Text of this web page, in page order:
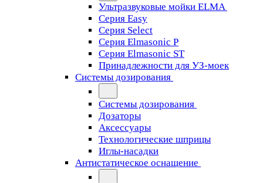
Ультразвуковые мойки ELMA
Серия Easy
Серия Select
Серия Elmasonic P
Серия Elmasonic ST
Принадлежности для УЗ-моек
Системы дозирования
Системы дозирования
Дозаторы
Аксессуары
Технологические шприцы
Иглы-насадки
Антистатическое оснащение